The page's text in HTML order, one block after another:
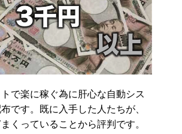
で楽に稼ぐ為に肝心な自動シス
です。既に入手した人たちが、
くっていることから評判です。